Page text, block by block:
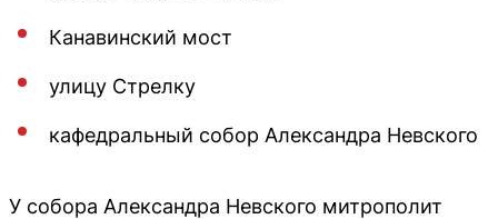
Канавинский мост
улицу Стрелку
кафедральный собор Александра Невского
У собора Александра Невского митрополит